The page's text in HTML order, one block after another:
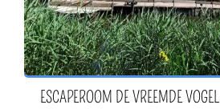
ESCAPEROOM DE VREEMDE VOGEL